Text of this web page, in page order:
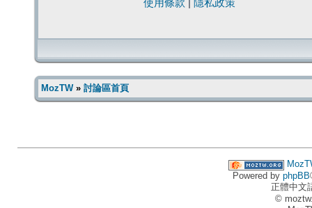
使用條款
隱私政策
MozTW» 討論區首頁
Powered by phpBB
正體中文
©